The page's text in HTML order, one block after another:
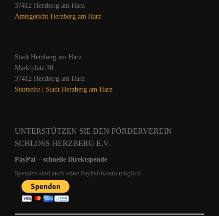
37412 Herzberg am Harz
Amtsgericht Herzberg am Harz
Stadt Herzberg am Harz
Marktplatz 30
37412 Herzberg am Harz
Startseite | Stadt Herzberg am Harz
UNTERSTÜTZEN SIE DEN FÖRDERVEREIN
SCHLOSS HERZBERG E.V.
PayPal – schnelle Direktspende
Spenden sind auch ohne PayPal‑Konto möglich.